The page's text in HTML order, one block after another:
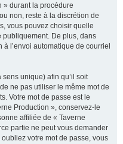
» durant la procédure
non, reste à la discrétion de
vous pouvez choisir quelle
publiquement. De plus, dans
l’envoi automatique de courriel
unique) afin qu’il soit
ne pas utiliser le même mot de
Votre mot de passe est le
Production », conservez-le
affiliée de « Taverne
partie ne peut vous demander
votre mot de passe, vous